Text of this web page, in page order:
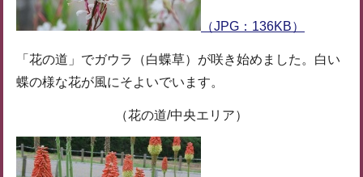
（JPG：136KB）
「花の道」でガウラ（白蝶草）が咲き始めました。白い
蝶の様な花が風にそよいでいます。
（花の道/中央エリア）